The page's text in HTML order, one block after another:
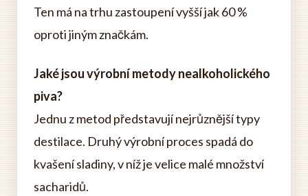
Ten má na trhu zastoupení vyšší jak 60 %
oproti jiným značkám.
Jaké jsou výrobní metody nealkoholického
piva?
Jednu z metod představují nejrůznější typy
destilace. Druhý výrobní proces spadá do
kvašení sladiny, v níž je velice malé množství
sacharidů.